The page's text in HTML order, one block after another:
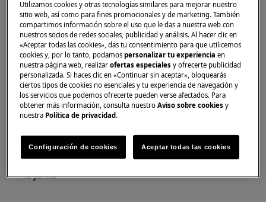
Play
3. Limpie los bordes de la puerta y alrededor de
la junta
Utilizamos cookies y otras tecnologías similares para mejorar nuestro
sitio web, así como para fines promocionales y de marketing. También
compartimos información sobre el uso que le das a nuestra web con
nuestros socios de redes sociales, publicidad y análisis. Al hacer clic en
«Aceptar todas las cookies», das tu consentimiento para que utilicemos
cookies y, por lo tanto, podamospersonalizar tu experienciaen
nuestra página web, realizarofertas especiales y ofrecerte publicidad
personalizada. Si haces clic en «Continuar sin aceptar», bloquearás
ciertos tipos de cookies no esenciales y tu experiencia de navegación y
los servicios que podemos ofrecerte pueden verse afectados. Para
obtener más información, consulta nuestroAviso sobre cookies y
nuestra Política de privacidad.
Configuración de cookies Aceptar todas las cookies